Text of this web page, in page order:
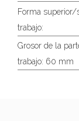
Forma superior/
trabajo:
Grosor de la
trabajo: 60 mm